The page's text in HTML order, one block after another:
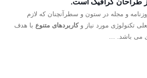
طراحان گرافیک است.
و مجله در ستون و سطرآنچنان که لازم
تکنولوژی مورد نیاز وکاربردهای متنوعبا هدف
می باشد. …